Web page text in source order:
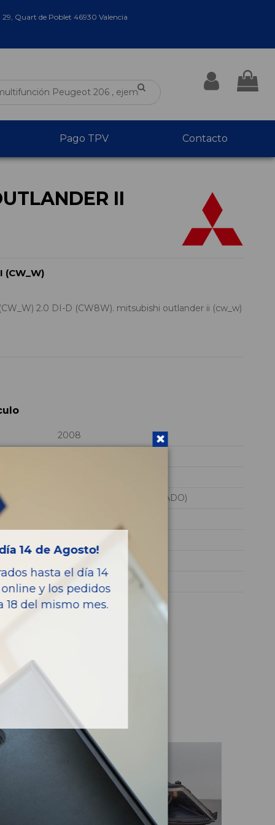
29, Quart de Poblet 46930 Valencia
Pago TPV Contacto
II
(CW_W)
2.0 DI-D (CW8W). mitsubishi outlander ii (cw_w)
2008
Diesel (SOBREALIMENTADO)
OUTLANDER II (CW_W)
Turismo
14 de Agosto!
hasta el día 14
y los pedidos
del mismo mes.